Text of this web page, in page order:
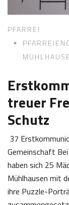
PFARREI
treuer
Schutz
37
Gemeinschaft
haben sich 25
Mühlhausen mit
ihre Puzzle-